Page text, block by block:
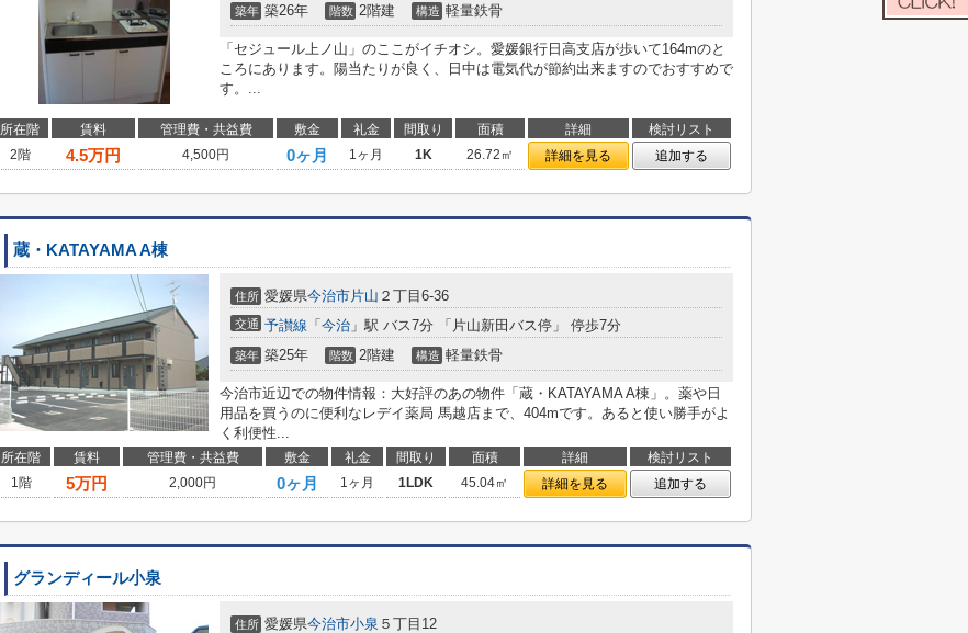
築年 築26年 階数 2階建 構造 軽量鉄骨
「セジュール上ノ山」のここがイチオシ。愛媛銀行日高支店が歩いて164mのと
ころにあります。陽当たりが良く、日中は電気代が節約出来ますのでおすすめで
す。...
所在階 賃料 管理費・共益費 敷金 礼金 間取り 面積 詳細
検討リスト
2階
4.5万円 4,500円 0ヶ月 1ヶ月 1K 26.72㎡ 詳細を見る 追加する
蔵・KATAYAMA A棟
住所 愛媛県今治市片山 ２丁目6-36
交通 予讃線 「 今治 」駅 バス7分 「片山新田バス停」 停歩7分
築年 築25年 階数 2階建 構造 軽量鉄骨
今治市近辺での物件情報：大好評のあの物件「蔵・KATAYAMA A棟」。薬や日
用品を買うのに便利なレデイ薬局 馬越店まで、404mです。あると使い勝手がよ
く利便性...
所在階 賃料 管理費・共益費 敷金 礼金 間取り 面積 詳細
検討リスト
1階
5万円 2,000円 0ヶ月 1ヶ月 1LDK 45.04㎡ 詳細を見る 追加する
グランディール小泉
住所 愛媛県今治市小泉 ５丁目12